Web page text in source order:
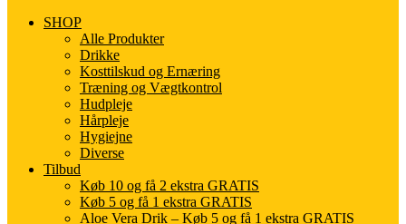
SHOP
Alle Produkter
Drikke
Kosttilskud og Ernæring
Træning og Vægtkontrol
Hudpleje
Hårpleje
Hygiejne
Diverse
Tilbud
Køb 10 og få 2 ekstra GRATIS
Køb 5 og få 1 ekstra GRATIS
Aloe Vera Drik – Køb 5 og få 1 ekstra GRATIS